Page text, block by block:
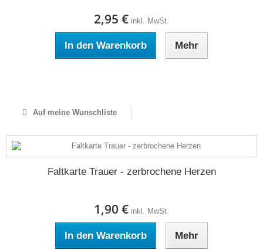
2,95 € inkl. MwSt.
In den Warenkorb Mehr
Auf meine Wunschliste
Faltkarte Trauer - zerbrochene Herzen
1,90 € inkl. MwSt.
In den Warenkorb Mehr